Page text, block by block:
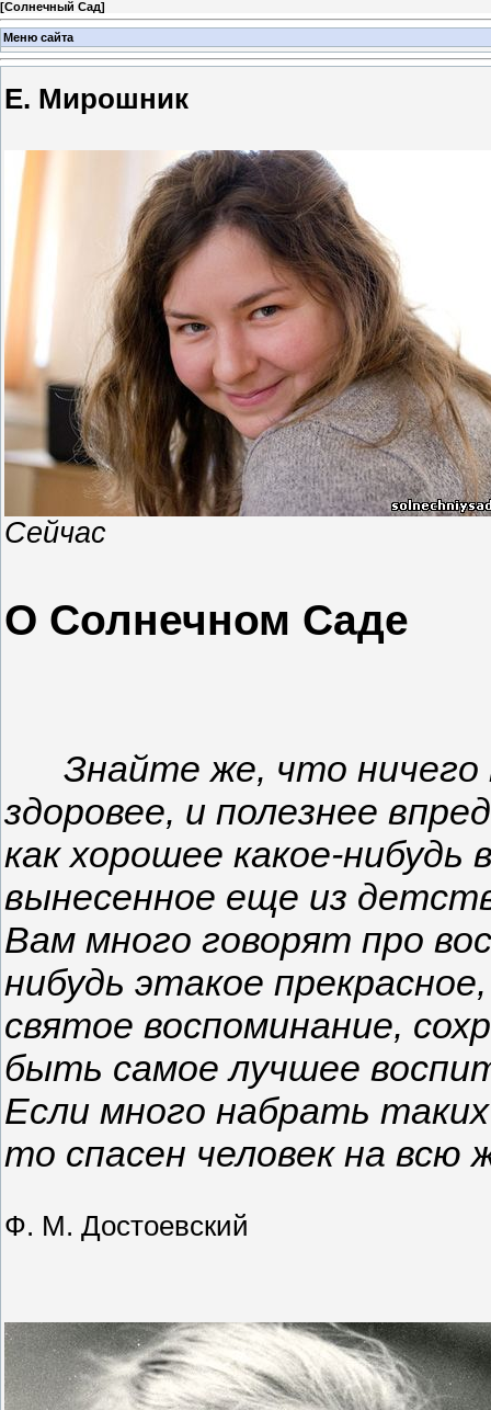
[Солнечный Сад]
Меню сайта
Е. Мирошник
Сейчас
О Солнечном Саде
Знайте же, что ничего
здоровее, и полезнее
как хорошее какое-нибудь
вынесенное еще из
Вам много говорят про
нибудь этакое прекрасное,
святое воспоминание,
быть самое лучшее
Если много набрать
то спасен человек на всю
Ф. М. Достоевский